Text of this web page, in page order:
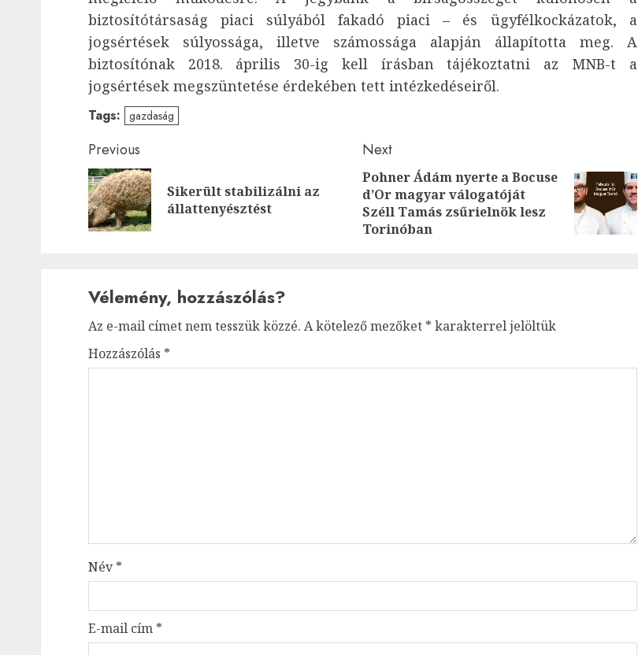
biztosítótársaság piaci súlyából fakadó piaci – és ügyfélkockázatok, a
jogsértések súlyossága, illetve számossága alapján állapította meg. A
biztosítónak 2018. április 30-ig kell írásban tájékoztatni az MNB-t a
jogsértések megszüntetése érdekében tett intézkedéseiről.
Tags: gazdaság
Post
navigation
Previous
Previous
post:
Sikerült stabilizálni az
állattenyésztést
Next
Next
post:
Pohner Ádám nyerte a Bocuse
d’Or magyar válogatóját
Széll Tamás zsűrielnök lesz
Torinóban
Vélemény, hozzászólás?
Az e-mail címet nem tesszük közzé. A kötelező mezőket * karakterrel jelöltük
Hozzászólás *
Név*
E-mail cím *